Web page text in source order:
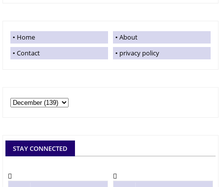
Home
About
Contact
privacy policy
STAY CONNECTED